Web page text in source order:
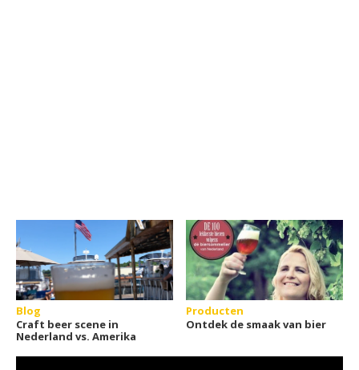
Blog
Craft beer scene in
Nederland vs. Amerika
Producten
Ontdek de smaak van bier